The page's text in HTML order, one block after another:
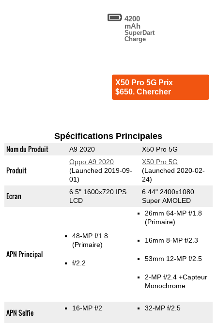
4200
mAh
SuperDart
Charge
X50 Pro 5G Prix
$650. Chercher
Spécifications Principales
Nom du Produit A9 2020 X50 Pro 5G
Produit
Oppo A9 2020
(Launched 2019-09-
01)
X50 Pro 5G
(Launched 2020-02-
24)
Ecran
6.5" 1600x720 IPS
LCD
6.44" 2400x1080
Super AMOLED
APN Principal
48-MP f/1.8
(Primaire)
f/2.2
26mm 64-MP f/1.8
(Primaire)
16mm 8-MP f/2.3
53mm 12-MP f/2.5
2-MP f/2.4 +Capteur
Monochrome
APN Selfie 16-MP f/2 32-MP f/2.5